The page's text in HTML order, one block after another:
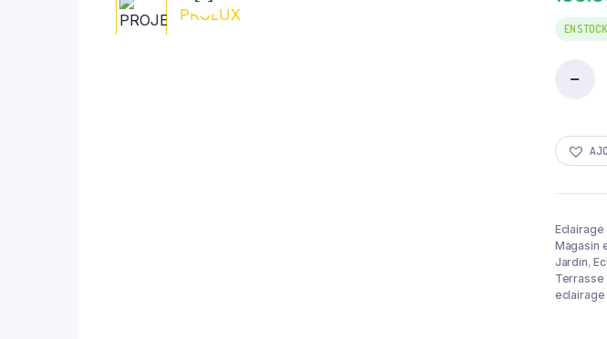
EN STOCK
6500K
NOIR
PROLUX
Magasin
Jardin,
Terrasse
eclairage